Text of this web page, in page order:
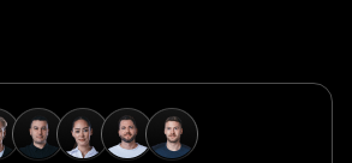
für die Pflege.